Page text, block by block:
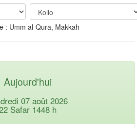
: Umm al-Qura, Makkah
Aujourd'hui
07 août 2026
Safar 1448 h